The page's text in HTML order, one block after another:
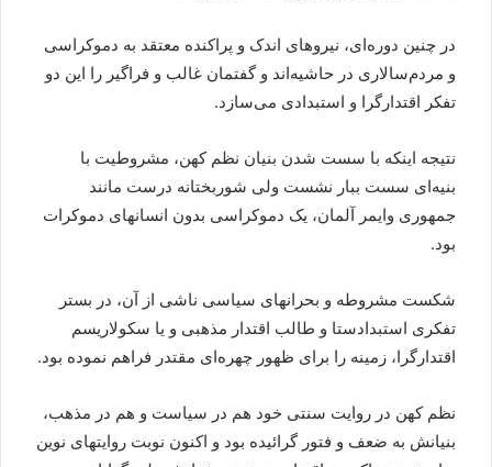
در چنین دوره‌ای، نیروهای اندک و پراکنده معتقد به دموکراسی
و مردم‌سالاری در حاشیه‌اند و گفتمان غالب و فراگیر را این دو
تفکر اقتدارگرا و استبدادی می‌سازد.
نتیجه اینکه با سست شدن بنیان نظم کهن، مشروطیت با
بنیه‌ای سست ببار نشست ولی شوربختانه درست مانند
جمهوری وایمر آلمان، یک دموکراسی بدون انسانهای دموکرات
بود.
شکست مشروطه و بحرانهای سیاسی ناشی از آن، در بستر
تفکری استبدادستا و طالب اقتدار مذهبی و یا سکولاریسم
اقتدارگرا، زمینه را برای ظهور چهره‌ای مقتدر فراهم نموده بود.
نظم کهن در روایت سنتی خود هم در سیاست و هم در مذهب،
بنیانش به ضعف و فتور گرائیده بود و اکنون نوبت روایتهای نوین